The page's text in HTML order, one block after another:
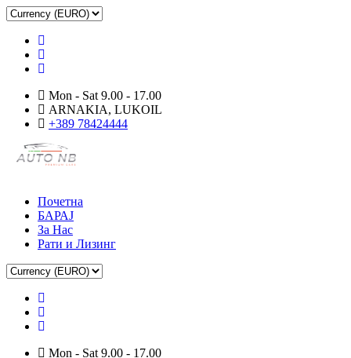
Mon - Sat 9.00 - 17.00
ARNAKIA, LUKOIL
+389 78424444
Почетна
БАРАЈ
За Нас
Рати и Лизинг
Mon - Sat 9.00 - 17.00